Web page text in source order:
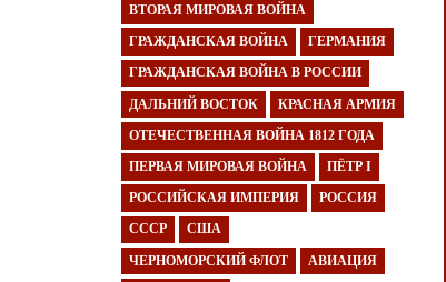
ВТОРАЯ МИРОВАЯ ВОЙНА
ГРАЖДАНСКАЯ ВОЙНА ГЕРМАНИЯ
ГРАЖДАНСКАЯ ВОЙНА В РОССИИ
ДАЛЬНИЙ ВОСТОК КРАСНАЯ АРМИЯ
ОТЕЧЕСТВЕННАЯ ВОЙНА 1812 ГОДА
ПЕРВАЯ МИРОВАЯ ВОЙНА ПЁТР I
РОССИЙСКАЯ ИМПЕРИЯ РОССИЯ
СССР США
ЧЕРНОМОРСКИЙ ФЛОТ АВИАЦИЯ